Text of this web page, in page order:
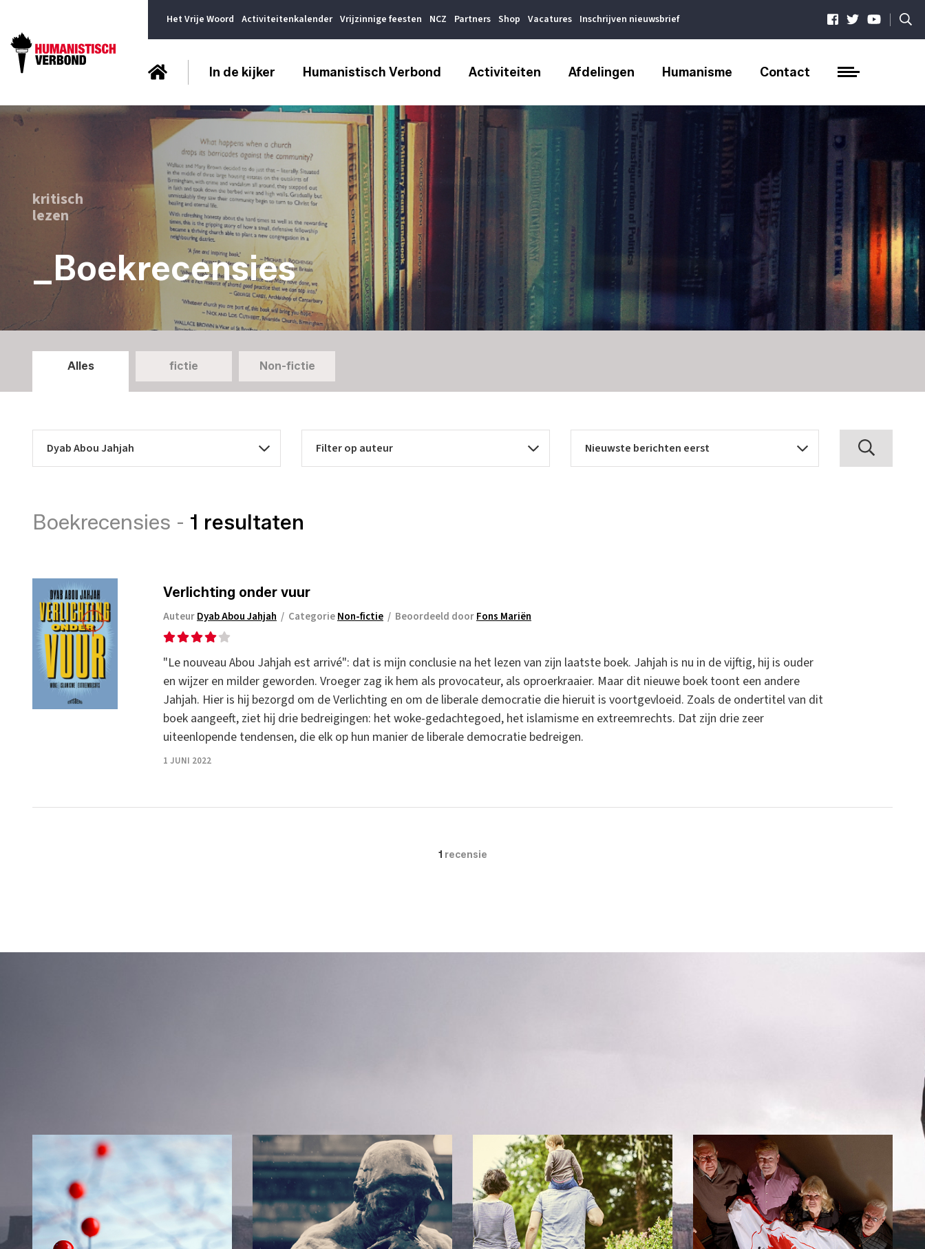
Het Vrije Woord Activiteitenkalender Vrijzinnige feesten NCZ Partners Shop Vacatures Inschrijven nieuwsbrief |
In de kijker Humanistisch Verbond Activiteiten Afdelingen Humanisme Contact
kritisch
lezen
_Boekrecensies
Alles fictie Non-fictie
Boekrecensies - 1 resultaten
Verlichting onder vuur
AuteurDyab Abou Jahjah / CategorieNon-fictie / Beoordeeld doorFons Mariën
"Le nouveau Abou Jahjah est arrivé": dat is mijn conclusie na het lezen van zijn laatste boek. Jahjah is nu in de vijftig, hij is ouder
en wijzer en milder geworden. Vroeger zag ik hem als provocateur, als oproerkraaier. Maar dit nieuwe boek toont een andere
Jahjah. Hier is hij bezorgd om de Verlichting en om de liberale democratie die hieruit is voortgevloeid. Zoals de ondertitel van dit
boek aangeeft, ziet hij drie bedreigingen: het woke-gedachtegoed, het islamisme en extreemrechts. Dat zijn drie zeer
uiteenlopende tendensen, die elk op hun manier de liberale democratie bedreigen.
1 JUNI 2022
1 recensie